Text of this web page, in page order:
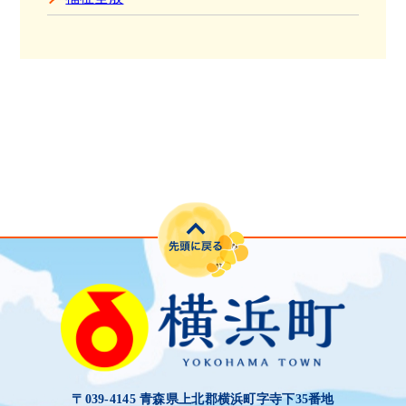
〒039-4145 青森県上北郡横浜町字寺下35番地